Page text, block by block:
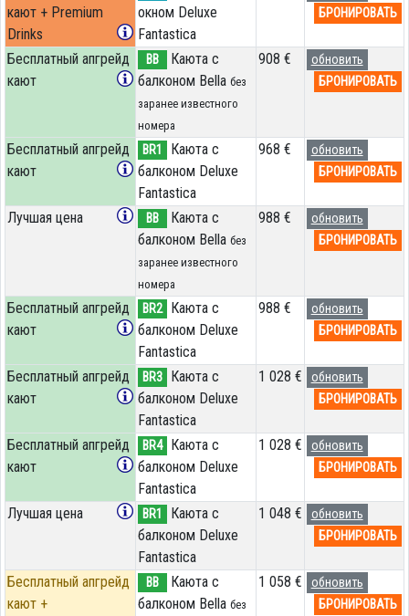
кают + Premium
Drinks
окном Deluxe
Fantastica
БРОНИРОВАТЬ
Бесплатный апгрейд
кают
BB
Каюта с
балконом Bella без
заранее известного
номера
908 €
обновить
БРОНИРОВАТЬ
Бесплатный апгрейд
кают
BR1
Каюта с
балконом Deluxe
Fantastica
968 €
обновить
БРОНИРОВАТЬ
Лучшая цена BB
Каюта с
балконом Bella без
заранее известного
номера
988 €
обновить
БРОНИРОВАТЬ
Бесплатный апгрейд
кают
BR2
Каюта с
балконом Deluxe
Fantastica
988 €
обновить
БРОНИРОВАТЬ
Бесплатный апгрейд
кают
BR3
Каюта с
балконом Deluxe
Fantastica
1 028 €
обновить
БРОНИРОВАТЬ
Бесплатный апгрейд
кают
BR4
Каюта с
балконом Deluxe
Fantastica
1 028 €
обновить
БРОНИРОВАТЬ
Лучшая цена BR1
Каюта с
балконом Deluxe
Fantastica
1 048 €
обновить
БРОНИРОВАТЬ
Бесплатный апгрейд
кают +
BB
Каюта с
балконом Bella без
1 058 €
обновить
БРОНИРОВАТЬ